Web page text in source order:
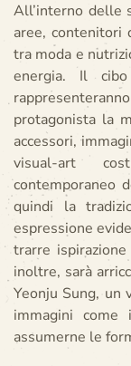
All’interno delle
aree, contenitori
tra moda e
energia. Il
protagonista la
accessori,
visual-art
contemporaneo
quindi la
espressione
trarre
inoltre, sarà
Yeonju Sung, un
immagini come
assumerne le